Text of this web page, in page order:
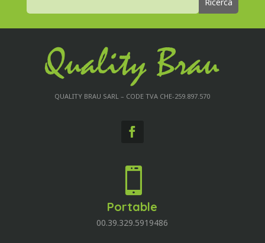
QUALITY BRAU SARL – CODE TVA CHE-259.897.570

Portable
00.39.329.5919486